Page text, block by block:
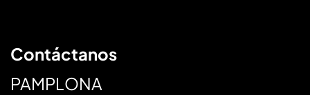
Contáctanos
PAMPLONA